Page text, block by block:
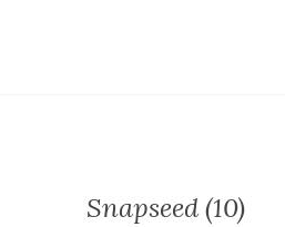
Snapseed (10)